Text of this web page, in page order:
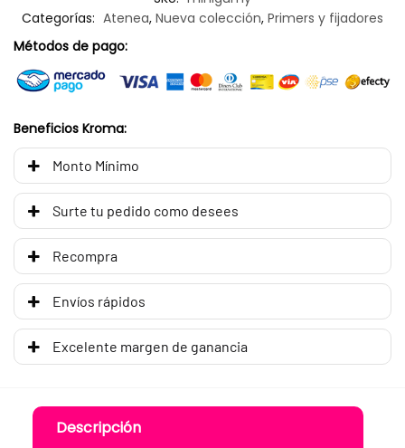
Categorías: Atenea, Nueva colección, Primers y fijadores
Métodos de pago:
Beneficios Kroma:
Monto Mínimo
Surte tu pedido como desees
Recompra
Envíos rápidos
Excelente margen de ganancia
Descripción